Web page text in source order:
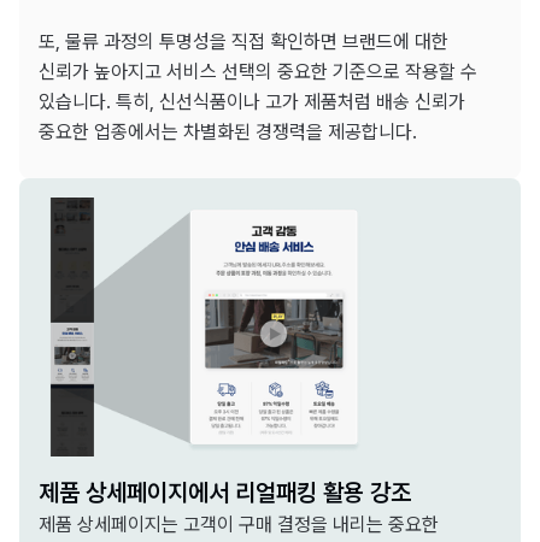
또, 물류 과정의 투명성을 직접 확인하면 브랜드에 대한
신뢰가 높아지고 서비스 선택의 중요한 기준으로 작용할 수
있습니다. 특히, 신선식품이나 고가 제품처럼 배송 신뢰가
중요한 업종에서는 차별화된 경쟁력을 제공합니다.
제품 상세페이지에서 리얼패킹 활용 강조
제품 상세페이지는 고객이 구매 결정을 내리는 중요한